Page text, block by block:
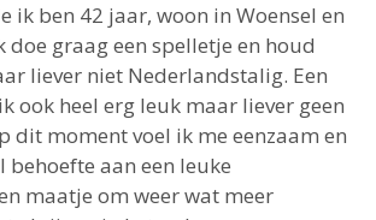
ik ben 42 jaar, woon in Woensel en
doe graag een spelletje en houd
liever niet Nederlandstalig. Een
ook heel erg leuk maar liever geen
dit moment voel ik me eenzaam en
behoefte aan een leuke
maatje om weer wat meer